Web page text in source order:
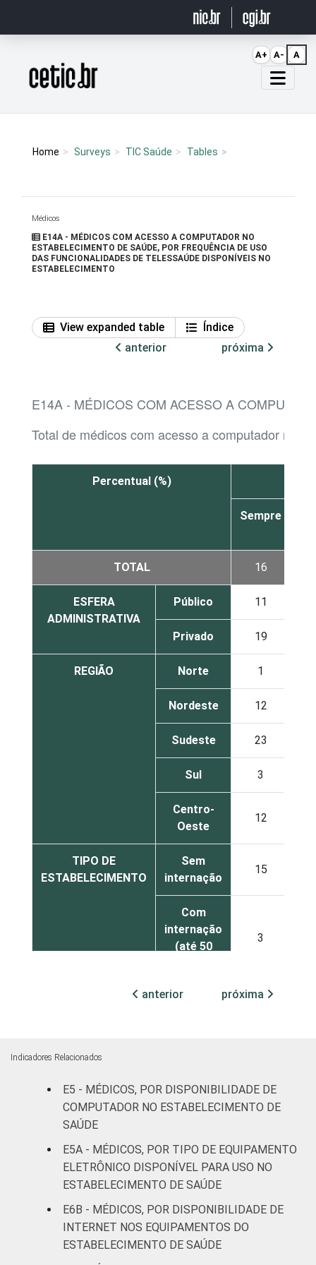
Página inicial
Home Surveys TIC Saúde Tables
Médicos
E14A - MÉDICOS COM ACESSO A COMPUTADOR NO
ESTABELECIMENTO DE SAÚDE, POR FREQUÊNCIA DE USO
DAS FUNCIONALIDADES DE TELESSAÚDE DISPONÍVEIS NO
ESTABELECIMENTO
View expanded table
Índice
anterior
próxima
E14A - MÉDICOS COM ACESSO A
Total de médicos com acesso a computador no
Percentual (%)
Sempre
TOTAL 16
ESFERA
ADMINISTRATIVA
Público 11
Privado 19
REGIÃO Norte 1
Nordeste 12
Sudeste 23
Sul 3
Centro-
Oeste
12
TIPO DE
ESTABELECIMENTO
Sem
internação
15
Com
internação
(até 50
3
Com
Serviço de
apoio à
-
IDENTIFICAÇÃO DE
UNIDADE BÁSICA
DE SAÚDE
UBS 15
Não UBS 16
FAIXA ETÁRIA
Até 35
anterior próxima
Indicadores Relacionados
E5 - MÉDICOS, POR DISPONIBILIDADE DE
COMPUTADOR NO ESTABELECIMENTO DE
SAÚDE
E5A - MÉDICOS, POR TIPO DE EQUIPAMENTO
ELETRÔNICO DISPONÍVEL PARA USO NO
ESTABELECIMENTO DE SAÚDE
E6B - MÉDICOS, POR DISPONIBILIDADE DE
INTERNET NOS EQUIPAMENTOS DO
ESTABELECIMENTO DE SAÚDE
A+ A- A